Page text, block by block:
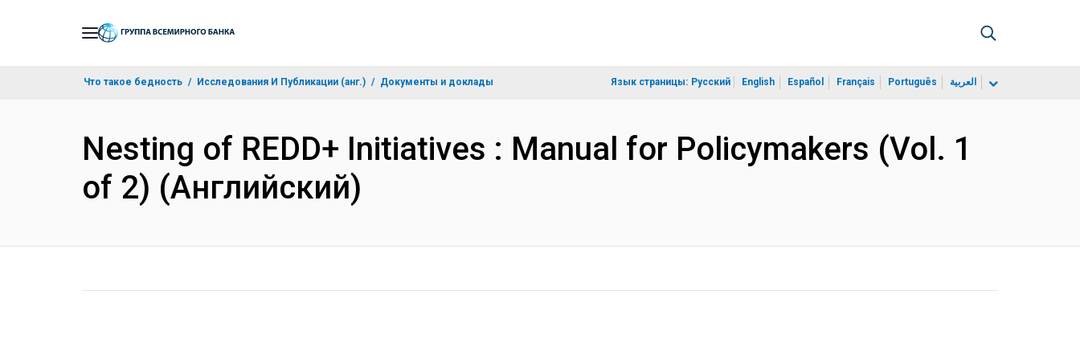
Что такое бедность Исследования И Публикации (анг.) Документы и доклады Язык страницы: Русский English Español Français Português العربية
Nesting of REDD+ Initiatives : Manual for Policymakers (Vol. 1
of 2) (Английский)